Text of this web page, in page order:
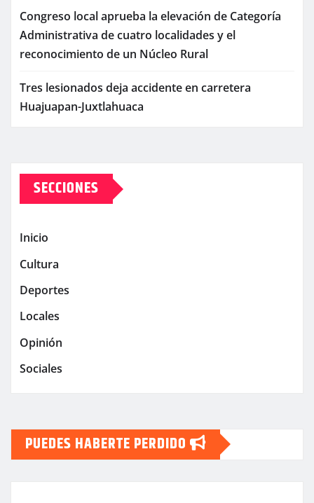
Congreso local aprueba la elevación de Categoría
Administrativa de cuatro localidades y el
reconocimiento de un Núcleo Rural
Tres lesionados deja accidente en carretera
Huajuapan-Juxtlahuaca
SECCIONES
Inicio
Cultura
Deportes
Locales
Opinión
Sociales
PUEDES HABERTE PERDIDO